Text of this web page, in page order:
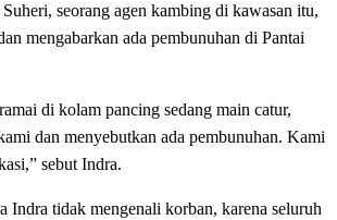
seorang agen kambing di kawasan itu,
mengabarkan ada pembunuhan di Pantai
di kolam pancing sedang main catur,
dan menyebutkan ada pembunuhan. Kami
sebut Indra.
Indra tidak mengenali korban, karena seluruh